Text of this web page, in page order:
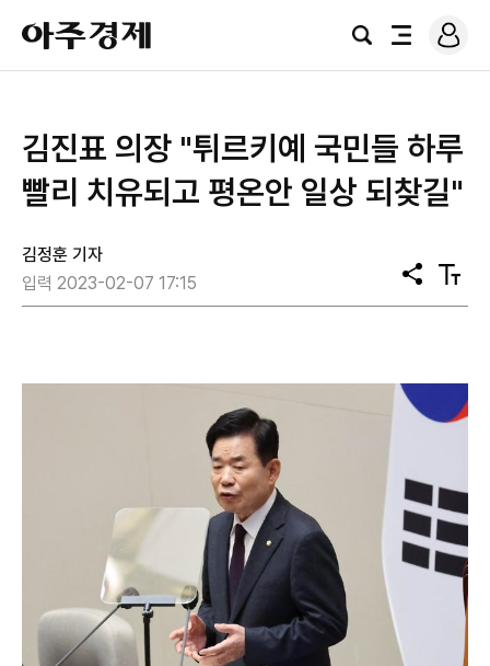
아
주
경
검
전
로
그
김진표 의장 "튀르키예 국민들 하루
빨리 치유되고 평온안 일상 되찾길"
김정훈 기자
입력 2023-02-07 17:15
공
유
텍
스